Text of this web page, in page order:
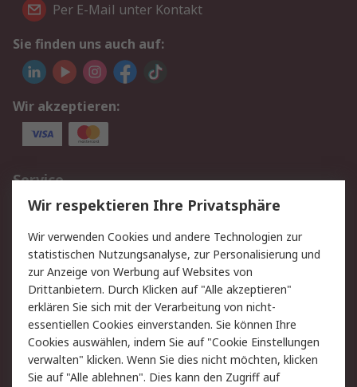
Per E-Mail unter Kontakt
Sie finden uns auch auf:
Wir akzeptieren:
Service
Value Added Services
Lieferlösungen
Rücksendungen
Kontakt
Hilfe
Rechtliches
AGB
Datenschutz
Cookie-Richtlinie
Zahlungsbedingungen
Copyright/Impressum
Wir respektieren Ihre Privatsphäre
Wir verwenden Cookies und andere Technologien zur
statistischen Nutzungsanalyse, zur Personalisierung und
zur Anzeige von Werbung auf Websites von
Drittanbietern. Durch Klicken auf "Alle akzeptieren"
erklären Sie sich mit der Verarbeitung von nicht-
essentiellen Cookies einverstanden. Sie können Ihre
Cookies auswählen, indem Sie auf "Cookie Einstellungen
verwalten" klicken. Wenn Sie dies nicht möchten, klicken
Sie auf "Alle ablehnen". Dies kann den Zugriff auf